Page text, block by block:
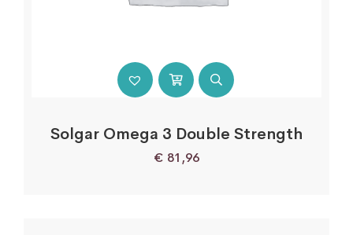
Solgar Omega 3 Double Strength
€ 81,96